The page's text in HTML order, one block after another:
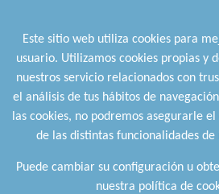
958 991 970
Este sitio web utiliza cookies para
usuario. Utilizamos cookies propias y
nuestros servicio relacionados con
el análisis de tus hábitos de
las cookies, no podremos asegurarle
de las distintas funcionalidades
Puede cambiar su configuración u
nuestra política de